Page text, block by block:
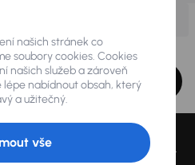
nawww.aaaauto.cz. Akci je
u konkrétního vozu se mohou lišit.
našich stránek co
soubory cookies. Cookies
našich služeb a zároveň
lépe nabídnout obsah, který
a užitečný.
vše